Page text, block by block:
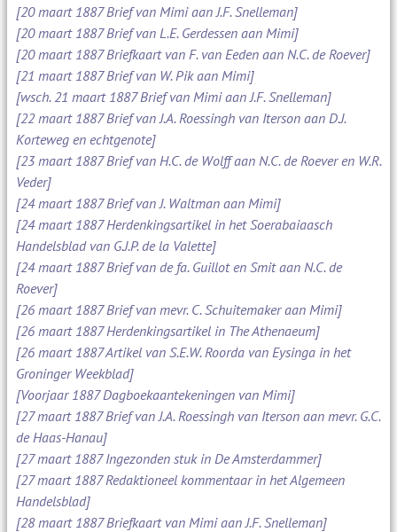
[20 maart 1887 Brief van Mimi aan J.F. Snelleman]
[20 maart 1887 Brief van L.E. Gerdessen aan Mimi]
[20 maart 1887 Briefkaart van F. van Eeden aan N.C. de Roever]
[21 maart 1887 Brief van W. Pik aan Mimi]
[wsch. 21 maart 1887 Brief van Mimi aan J.F. Snelleman]
[22 maart 1887 Brief van J.A. Roessingh van Iterson aan D.J.
Korteweg en echtgenote]
[23 maart 1887 Brief van H.C. de Wolff aan N.C. de Roever en W.R.
Veder]
[24 maart 1887 Brief van J. Waltman aan Mimi]
[24 maart 1887 Herdenkingsartikel in het Soerabaiaasch
Handelsblad van G.J.P. de la Valette]
[24 maart 1887 Brief van de fa. Guillot en Smit aan N.C. de
Roever]
[26 maart 1887 Brief van mevr. C. Schuitemaker aan Mimi]
[26 maart 1887 Herdenkingsartikel in The Athenaeum]
[26 maart 1887 Artikel van S.E.W. Roorda van Eysinga in het
Groninger Weekblad]
[Voorjaar 1887 Dagboekaantekeningen van Mimi]
[27 maart 1887 Brief van J.A. Roessingh van Iterson aan mevr. G.C.
de Haas-Hanau]
[27 maart 1887 Ingezonden stuk in De Amsterdammer]
[27 maart 1887 Redaktioneel kommentaar in het Algemeen
Handelsblad]
[28 maart 1887 Briefkaart van Mimi aan J.F. Snelleman]